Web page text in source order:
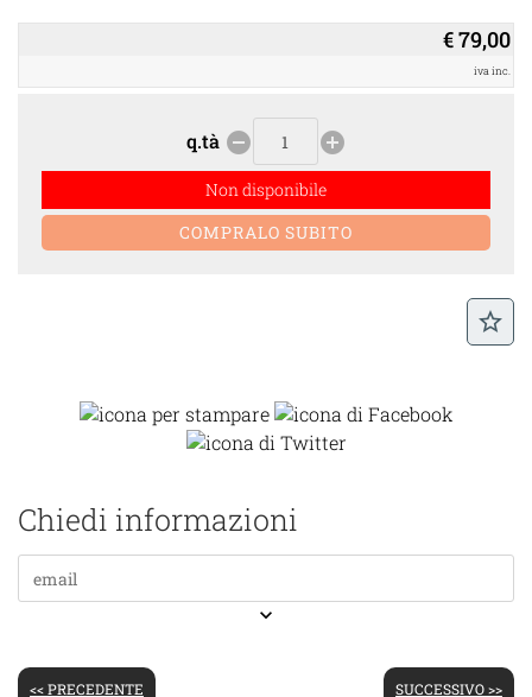
€ 79,00
iva inc.
q.tà remove_circle add_circle
Non disponibile
star_border
Chiedi informazioni
keyboard_arrow_down
<< PRECEDENTE SUCCESSIVO >>